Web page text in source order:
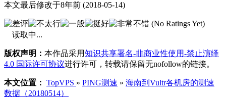
本文最后修改于8年前 (2018-05-14)
(No Ratings Yet)
读取中...
版权声明： 本作品采用知识共享署名-非商业性使用-禁止演绎
4.0 国际许可协议进行许可，转载请保留无nofollow的链接。
本文位置： TopVPS » PING测速 » 海南到Vultr各机房的测速
数据（20180514）